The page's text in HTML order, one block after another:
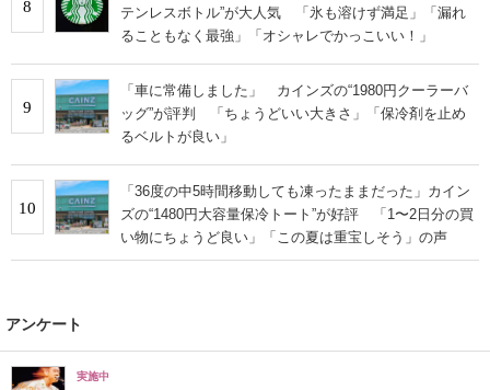
8
テンレスボトル”が大人気 「氷も溶けず満足」「漏れ
ることもなく最強」「オシャレでかっこいい！」
9
「車に常備しました」 カインズの“1980円クーラーバ
ッグ”が評判 「ちょうどいい大きさ」「保冷剤を止め
るベルトが良い」
10
「36度の中5時間移動しても凍ったままだった」カイン
ズの“1480円大容量保冷トート”が好評 「1〜2日分の買
い物にちょうど良い」「この夏は重宝しそう」の声
アンケート
実施中